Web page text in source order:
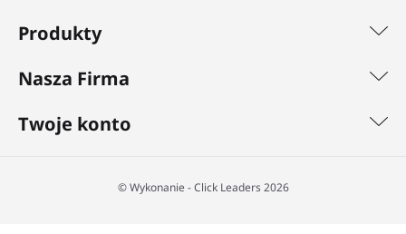
Produkty
Nasza Firma
Twoje konto
©️ Wykonanie - Click Leaders 2026